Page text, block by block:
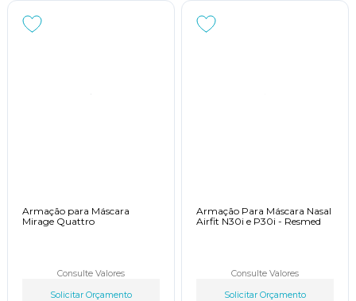
Armação para Máscara
Mirage Quattro
Consulte Valores
Solicitar Orçamento
Armação Para Máscara Nasal
Airfit N30i e P30i - Resmed
Consulte Valores
Solicitar Orçamento